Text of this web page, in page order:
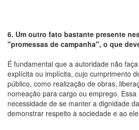
6. Um outro fato bastante presente
"promessas de campanha", o que
É fundamental que a autoridade não
explícita ou implícita, cujo cumprimento
público, como realização de obras,
nomeação para cargo ou emprego.
necessidade de se manter a dignidade
demonstrar respeito à sociedade e ao